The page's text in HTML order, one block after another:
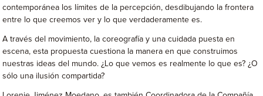
contemporánea los límites de la percepción, desdibujando la frontera
entre lo que creemos ver y lo que verdaderamente es.
A través del movimiento, la coreografía y una cuidada puesta en
escena, esta propuesta cuestiona la manera en que construimos
nuestras ideas del mundo. ¿Lo que vemos es realmente lo que es? ¿O
sólo una ilusión compartida?